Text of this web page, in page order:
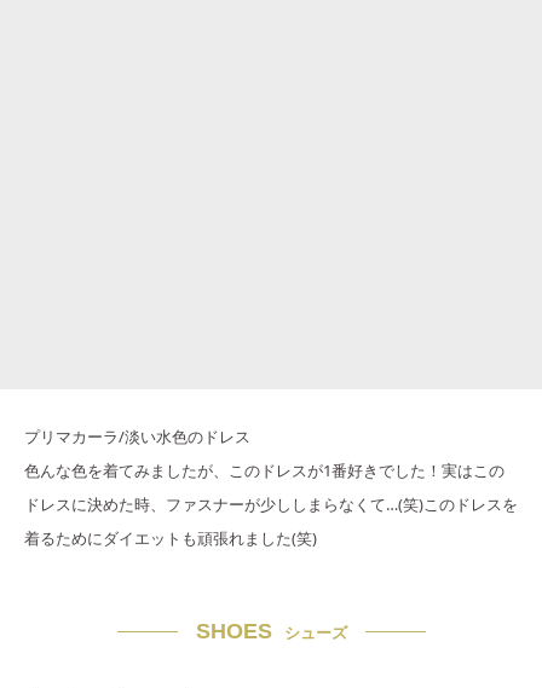
プリマカーラ/淡い水色のドレス
色んな色を着てみましたが、このドレスが1番好きでした！実はこの
ドレスに決めた時、ファスナーが少ししまらなくて…(笑)このドレスを
着るためにダイエットも頑張れました(笑)
SHOES シューズ